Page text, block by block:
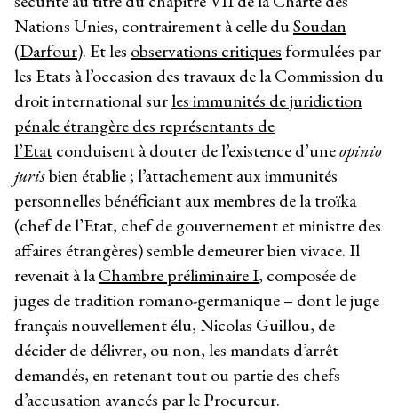
Nations Unies, contrairement à celle duSoudan
(Darfour). Et les observations critiquesformulées par
les Etats à l’occasion des travaux de la Commission du
droit international surles immunités de juridiction
pénale étrangère des représentants de
l’Etatconduisent à douter de l’existence d’uneopinio
jurisbien établie ; l’attachement aux immunités
personnelles bénéficiant aux membres de la troïka
(chef de l’Etat, chef de gouvernement et ministre des
affaires étrangères) semble demeurer bien vivace. Il
revenait à laChambre préliminaire I, composée de
juges de tradition romano-germanique – dont le juge
français nouvellement élu, Nicolas Guillou, de
décider de délivrer, ou non, les mandats d’arrêt
demandés, en retenant tout ou partie des chefs
d’accusation avancés par le Procureur.